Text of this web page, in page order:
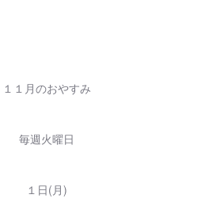
１１月のおやすみ
毎週火曜日
１日(月)